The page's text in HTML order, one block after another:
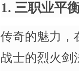
1. 三职业平
传奇的魅力，
战士的烈火剑